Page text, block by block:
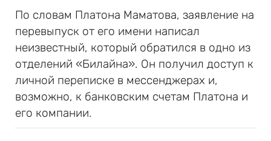
По словам Платона Маматова, заявление на
перевыпуск от его имени написал
неизвестный, который обратился в одно из
отделений «Билайна». Он получил доступ к
личной переписке в мессенджерах и,
возможно, к банковским счетам Платона и
его компании.